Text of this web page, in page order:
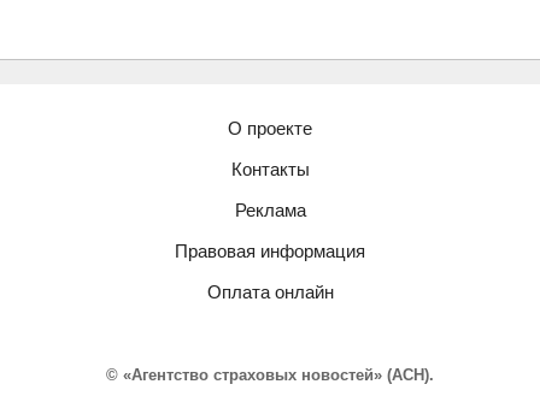
О проекте
Контакты
Реклама
Правовая информация
Оплата онлайн
© «Агентство страховых новостей» (АСН).